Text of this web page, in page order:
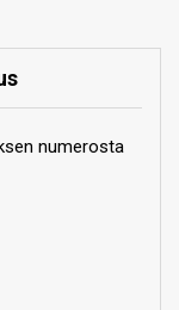
numerosta